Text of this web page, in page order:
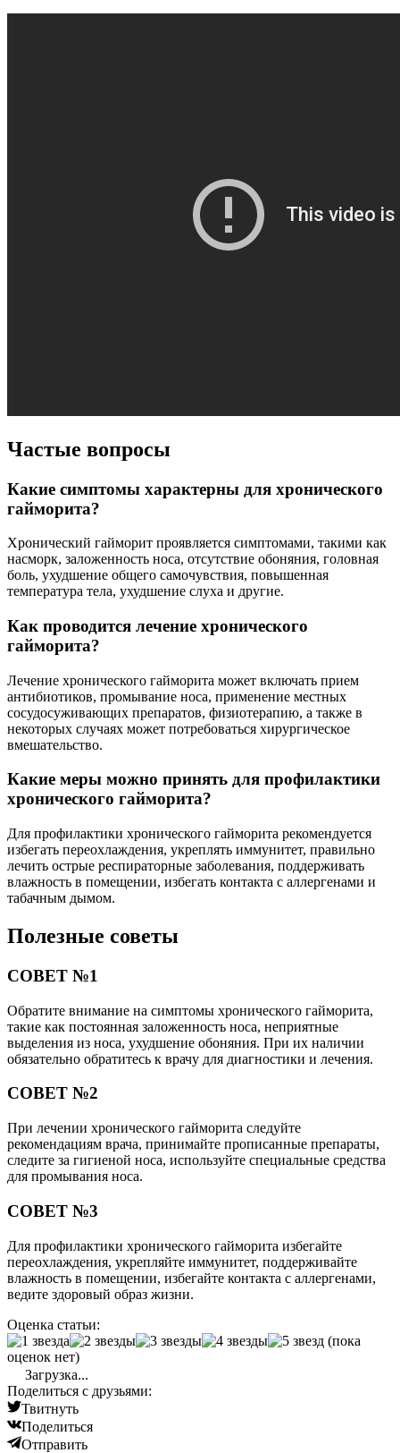
Частые вопросы
Какие симптомы характерны для хронического
гайморита?
Хронический гайморит проявляется симптомами, такими как
насморк, заложенность носа, отсутствие обоняния, головная
боль, ухудшение общего самочувствия, повышенная
температура тела, ухудшение слуха и другие.
Как проводится лечение хронического
гайморита?
Лечение хронического гайморита может включать прием
антибиотиков, промывание носа, применение местных
сосудосуживающих препаратов, физиотерапию, а также в
некоторых случаях может потребоваться хирургическое
вмешательство.
Какие меры можно принять для профилактики
хронического гайморита?
Для профилактики хронического гайморита рекомендуется
избегать переохлаждения, укреплять иммунитет, правильно
лечить острые респираторные заболевания, поддерживать
влажность в помещении, избегать контакта с аллергенами и
табачным дымом.
Полезные советы
СОВЕТ №1
Обратите внимание на симптомы хронического гайморита,
такие как постоянная заложенность носа, неприятные
выделения из носа, ухудшение обоняния. При их наличии
обязательно обратитесь к врачу для диагностики и лечения.
СОВЕТ №2
При лечении хронического гайморита следуйте
рекомендациям врача, принимайте прописанные препараты,
следите за гигиеной носа, используйте специальные средства
для промывания носа.
СОВЕТ №3
Для профилактики хронического гайморита избегайте
переохлаждения, укрепляйте иммунитет, поддерживайте
влажность в помещении, избегайте контакта с аллергенами,
ведите здоровый образ жизни.
Оценка статьи:
(пока
оценок нет)
Загрузка...
Поделиться с друзьями:
Твитнуть
Поделиться
Отправить